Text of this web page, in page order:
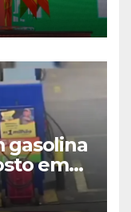
gasolina
em